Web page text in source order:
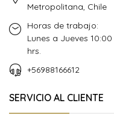
Metropolitana, Chile
Horas de trabajo:
Lunes a Jueves
hrs.
+56988166612
SERVICIO AL CLIENTE